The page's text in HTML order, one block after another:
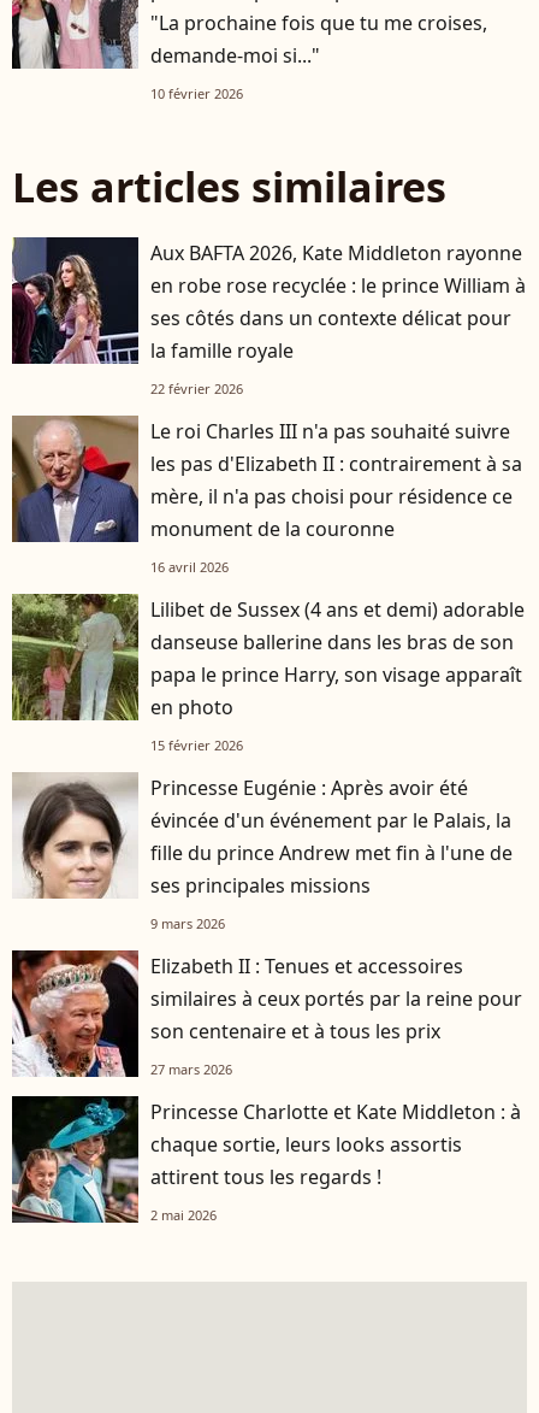
"La prochaine fois que tu me croises,
demande-moi si..."
10 février 2026
Les articles similaires
Aux BAFTA 2026, Kate Middleton rayonne
en robe rose recyclée : le prince William à
ses côtés dans un contexte délicat pour
la famille royale
22 février 2026
Le roi Charles III n'a pas souhaité suivre
les pas d'Elizabeth II : contrairement à sa
mère, il n'a pas choisi pour résidence ce
monument de la couronne
16 avril 2026
Lilibet de Sussex (4 ans et demi) adorable
danseuse ballerine dans les bras de son
papa le prince Harry, son visage apparaît
en photo
15 février 2026
Princesse Eugénie : Après avoir été
évincée d'un événement par le Palais, la
fille du prince Andrew met fin à l'une de
ses principales missions
9 mars 2026
Elizabeth II : Tenues et accessoires
similaires à ceux portés par la reine pour
son centenaire et à tous les prix
27 mars 2026
Princesse Charlotte et Kate Middleton : à
chaque sortie, leurs looks assortis
attirent tous les regards !
2 mai 2026